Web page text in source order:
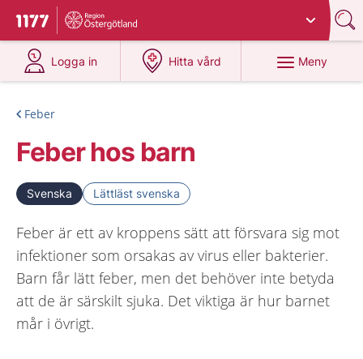
Till startsidan för 1177
Du har valt region
Logga in
på 1177.se
Hitta vård
på 1177.se
Meny
Feber
Feber hos barn
Svenska Lättläst svenska
Feber är ett av kroppens sätt att försvara sig mot
infektioner som orsakas av virus eller bakterier.
Barn får lätt feber, men det behöver inte betyda
att de är särskilt sjuka. Det viktiga är hur barnet
mår i övrigt.